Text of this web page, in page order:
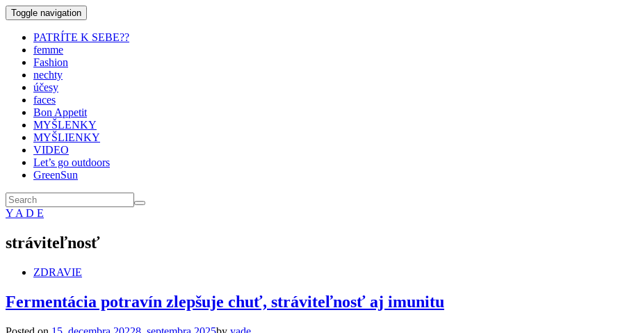
Toggle navigation
PATRÍTE K SEBE??
femme
Fashion
nechty
účesy
faces
Bon Appetit
MYŠLENKY
MYŠLIENKY
VIDEO
Let’s go outdoors
GreenSun
Y A D E
stráviteľnosť
ZDRAVIE
Fermentácia potravín zlepšuje chuť, stráviteľnosť aj imunitu